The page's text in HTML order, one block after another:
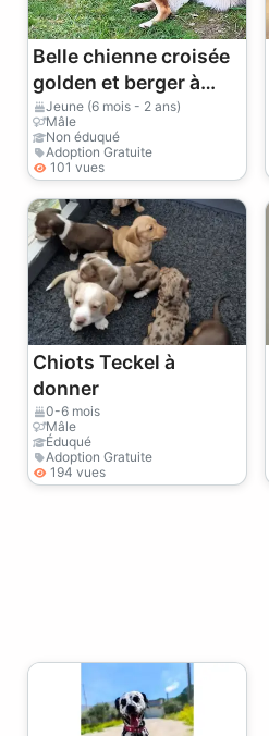
Belle chienne croisée
golden et berger à
donner
Jeune (6 mois - 2 ans)
Mâle
Non éduqué
Adoption Gratuite
101 vues
Chiots Teckel à
donner
0-6 mois
Mâle
Éduqué
Adoption Gratuite
194 vues